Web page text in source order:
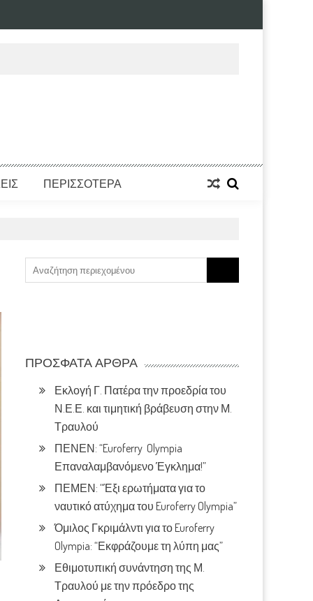
ΠΕΡΙΣΣΟΤΕΡΑ
for:
ΠΡΌΣΦΑΤΑ ΆΡΘΡΑ
Εκλογή Γ. Πατέρα την προεδρία του
Ν.Ε.Ε. και τιμητική βράβευση στην Μ.
Τραυλού
ΠΕΝΕΝ: “Euroferry Olympia
Επαναλαμβανόμενο Έγκλημα!”
ΠΕΜΕΝ: “Έξι ερωτήματα για το
ναυτικό ατύχημα του Euroferry Olympia”
Όμιλος Γκριμάλντι για το Euroferry
Olympia: “Εκφράζουμε τη λύπη μας”
Εθιμοτυπική συνάντηση της Μ.
Τραυλού με την πρόεδρο της